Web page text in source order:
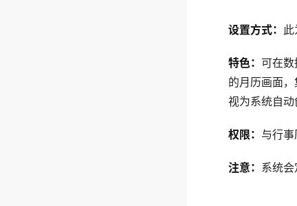
设置方式：
特色： 可在
的月历画面
视为系统自
权限： 与行
注意： 系统